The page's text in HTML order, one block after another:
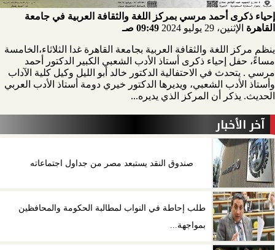
إحياء ذكرى أحمد مرسي بمركز اللغة والثقافة العربية في جامعة
القاهرة الإثنين، 29 يوليو 2024 09:49 صـ
ينظم مركز اللغة والثقافة العربية بجامعة القاهرة غدا الثلاثاء،الخامسة
مساءً، حفل إحياء ذكرى أستاذ الأدب الشعبي الكبير الدكتور أحمد
مرسي . يتحدث في الاحتفالية الدكتور خالد أبو الليل وكيل كلية الآداب
وأستاذ الأدب الشعبي، ويديرها الدكتور خيري دومة أستاذ الأدب العربي
الحديث. يذكر أن المركز الذي يديره...
آخر الأخبار
صندوق النقد يستبعد مصر من جداول اجتماعاته
طلب إحاطة في النواب لمطالبة الحكومة والمحافظين
بمواجهة...